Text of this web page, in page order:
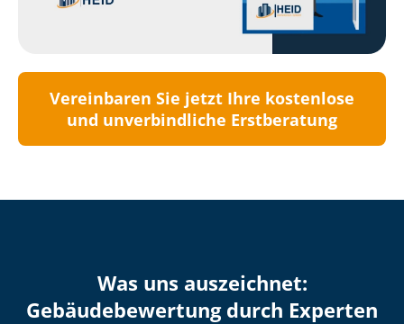
Vereinbaren Sie jetzt Ihre kostenlose
und unverbindliche Erstberatung
Was uns auszeichnet:
Ge­bäu­de­be­wer­tung durch Experten